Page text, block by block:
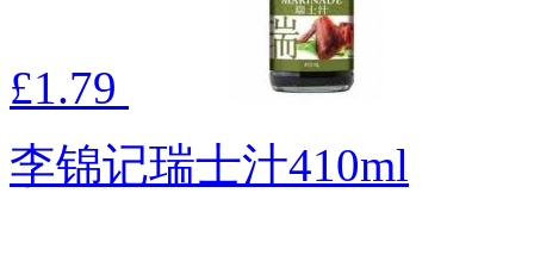
£1.79
李锦记瑞士汁410ml